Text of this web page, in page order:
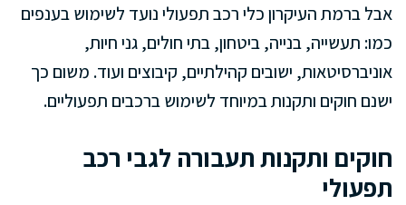
אבל ברמת העיקרון כלי רכב תפעולי נועד לשימוש בענפים
כמו: תעשייה, בנייה, ביטחון, בתי חולים, גני חיות,
אוניברסיטאות, ישובים קהילתיים, קיבוצים ועוד. משום כך
ישנם חוקים ותקנות במיוחד לשימוש ברכבים תפעוליים.
חוקים ותקנות תעבורה לגבי רכב
תפעולי